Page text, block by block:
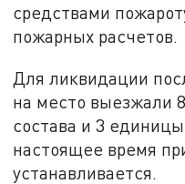
средствами
пожарных расчетов.
Для ликвидации
на место выезжали
состава и 3
настоящее время
устанавливается.